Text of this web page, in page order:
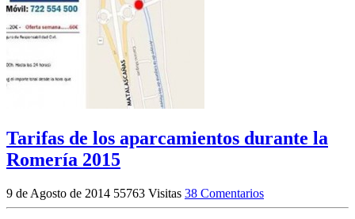
Tarifas de los aparcamientos durante la
Romería 2015
9 de Agosto de 2014 55763 Visitas 38 Comentarios